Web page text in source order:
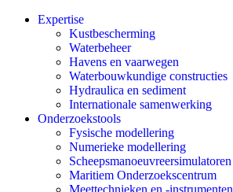
Expertise
Kustbescherming
Waterbeheer
Havens en vaarwegen
Waterbouwkundige constructies
Hydraulica en sediment
Internationale samenwerking
Onderzoekstools
Fysische modellering
Numerieke modellering
Scheepsmanoeuvreersimulatoren
Maritiem Onderzoekscentrum
Meettechnieken en -instrumenten